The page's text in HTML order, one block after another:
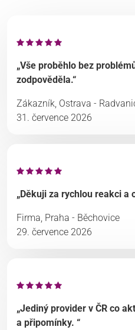
„Vše proběhlo bez
zodpověděla.“
Zákazník, Ostrava -
31. července 2026
„Děkuji za rychlou reakci a
Firma, Praha - Běchovice
29. července 2026
„Jediný provider v ČR co
a připomínky. “